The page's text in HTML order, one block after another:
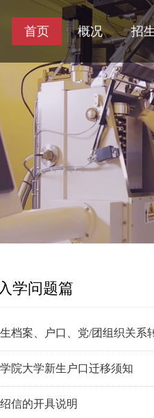
首页 概况 招生
学问题篇
档案、户口、党/团组织关系
院大学新生户口迁移须知
信的开具说明